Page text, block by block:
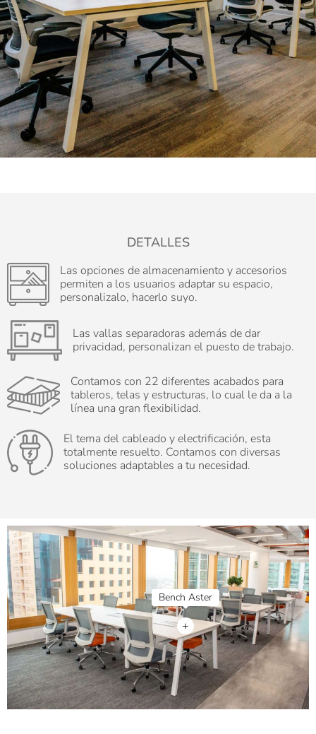
DETALLES
Las opciones de almacenamiento y accesorios
permiten a los usuarios adaptar su espacio,
personalizalo, hacerlo suyo.
Las vallas separadoras además de dar
privacidad, personalizan el puesto de trabajo.
Contamos con 22 diferentes acabados para
tableros, telas y estructuras, lo cual le da a la
línea una gran flexibilidad.
El tema del cableado y electrificación, esta
totalmente resuelto. Contamos con diversas
soluciones adaptables a tu necesidad.
+